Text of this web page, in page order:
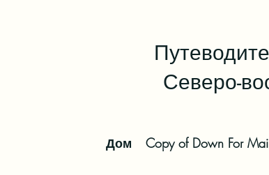
Северо-
Дом Copy of Down For